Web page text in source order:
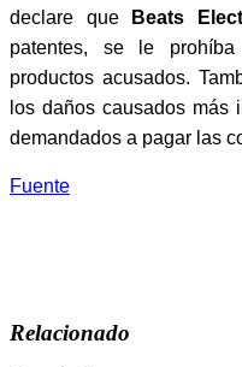
declare que
Beats
patentes, se le
productos acusados.
los daños causados más
demandados a pagar las
Fuente
Relacionado